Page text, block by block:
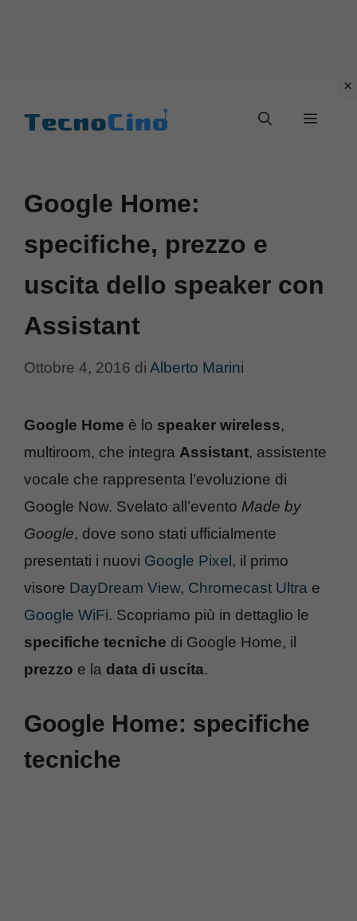
Menu
Google Home:
specifiche, prezzo e
uscita dello speaker con
Assistant
Ottobre 4, 2016 di Alberto Marini
Google Home è lo speaker wireless,
multiroom, che integra Assistant, assistente
vocale che rappresenta l’evoluzione di
Google Now. Svelato all’evento Made by
Google, dove sono stati ufficialmente
presentati i nuovi Google Pixel, il primo
visore DayDream View, Chromecast Ultra e
Google WiFi. Scopriamo più in dettaglio le
specifiche tecniche di Google Home, il
prezzo e la data di uscita.
Google Home: specifiche
tecniche